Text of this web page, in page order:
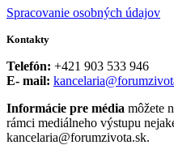
Spracovanie osobných údajov
Kontakty
Telefón: +421 903 533 946
E- mail:
Informácie pre média môžete
rámci mediálneho výstupu
kancelaria@forumzivota.sk.